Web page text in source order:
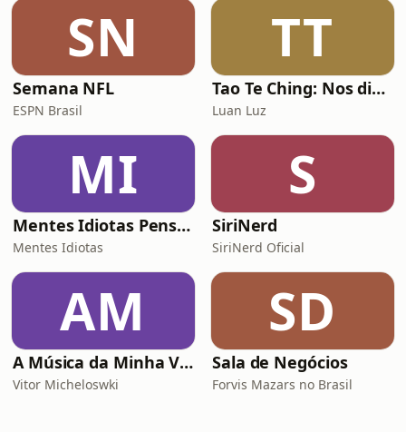
SN
Semana NFL
ESPN Brasil
TT
Tao Te Ching: Nos dias de hoje
Luan Luz
MI
Mentes Idiotas Pensam Igual
Mentes Idiotas
S
SiriNerd
SiriNerd Oficial
AM
A Música da Minha Vida Com Renato Gaúcho
Vitor Micheloswki
SD
Sala de Negócios
Forvis Mazars no Brasil